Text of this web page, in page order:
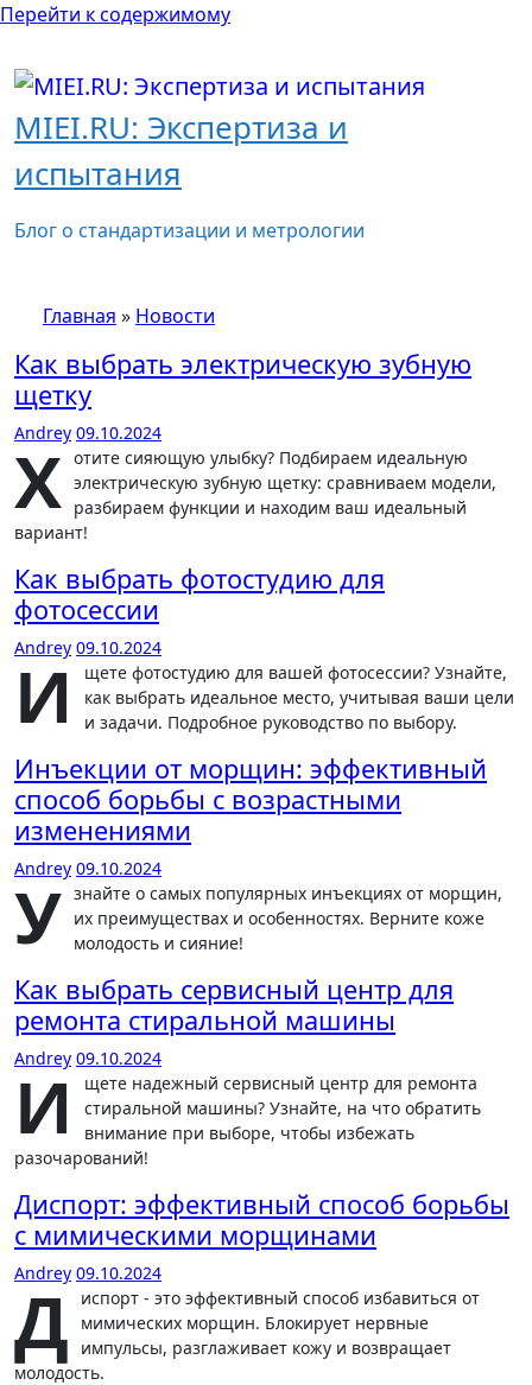
Перейти к содержимому
MIEI.RU: Экспертиза и
испытания
Блог о стандартизации и метрологии
Главная » Новости
Как выбрать электрическую зубную
щетку
Andrey 09.10.2024
Х отите сияющую улыбку? Подбираем идеальную
электрическую зубную щетку: сравниваем модели,
разбираем функции и находим ваш идеальный
вариант!
Как выбрать фотостудию для
фотосессии
Andrey 09.10.2024
И
щете фотостудию для вашей фотосессии? Узнайте,
как выбрать идеальное место, учитывая ваши цели
и задачи. Подробное руководство по выбору.
Инъекции от морщин: эффективный
способ борьбы с возрастными
изменениями
Andrey 09.10.2024
У знайте о самых популярных инъекциях от морщин,
их преимуществах и особенностях. Верните коже
молодость и сияние!
Как выбрать сервисный центр для
ремонта стиральной машины
Andrey 09.10.2024
И
щете надежный сервисный центр для ремонта
стиральной машины? Узнайте, на что обратить
внимание при выборе, чтобы избежать
разочарований!
Диспорт: эффективный способ борьбы
с мимическими морщинами
Andrey 09.10.2024
Д
испорт - это эффективный способ избавиться от
мимических морщин. Блокирует нервные
импульсы, разглаживает кожу и возвращает
молодость.